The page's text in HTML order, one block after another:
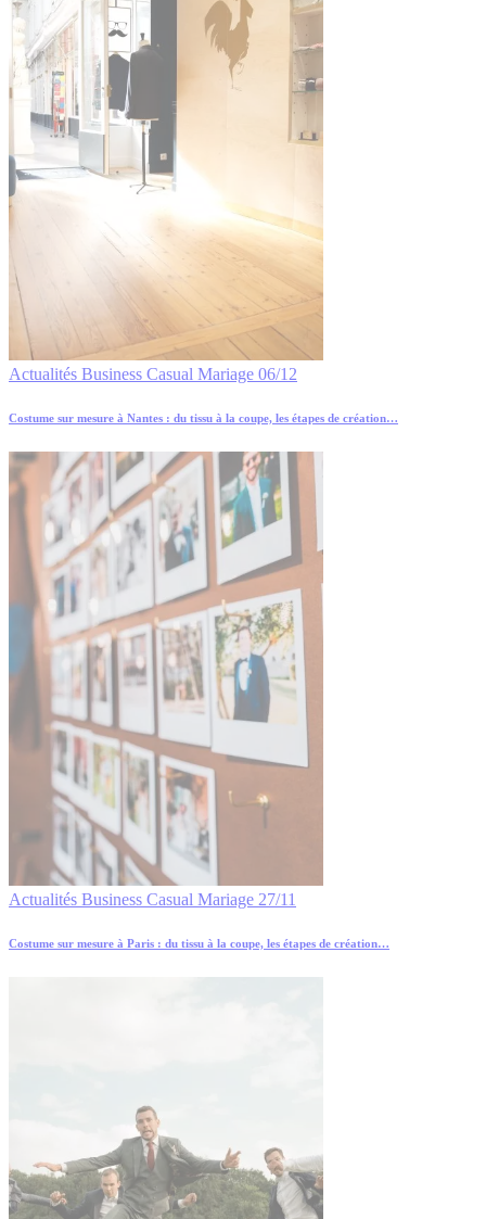
Actualités Business Casual Mariage 06/12
Costume sur mesure à Nantes : du tissu à la coupe, les étapes de création…
Actualités Business Casual Mariage 27/11
Costume sur mesure à Paris : du tissu à la coupe, les étapes de création…